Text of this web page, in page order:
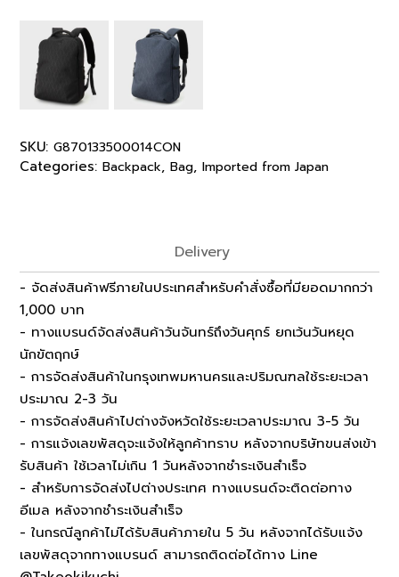
SKU: G870133500014CON
Categories: Backpack, Bag, Imported from Japan
Delivery
- จัดส่งสินค้าฟรีภายในประเทศสำหรับคำสั่งซื้อที่มียอดมากกว่า
1,000 บาท
- ทางแบรนด์จัดส่งสินค้าวันจันทร์ถึงวันศุกร์ ยกเว้นวันหยุด
นักขัตฤกษ์
- การจัดส่งสินค้าในกรุงเทพมหานครและปริมณฑลใช้ระยะเวลา
ประมาณ 2-3 วัน
- การจัดส่งสินค้าไปต่างจังหวัดใช้ระยะเวลาประมาณ 3-5 วัน
- การแจ้งเลขพัสดุจะแจ้งให้ลูกค้าทราบ หลังจากบริษัทขนส่งเข้า
รับสินค้า ใช้เวลาไม่เกิน 1 วันหลังจากชำระเงินสำเร็จ
- สำหรับการจัดส่งไปต่างประเทศ ทางแบรนด์จะติดต่อทาง
อีเมล หลังจากชำระเงินสำเร็จ
- ในกรณีลูกค้าไม่ได้รับสินค้าภายใน 5 วัน หลังจากได้รับแจ้ง
เลขพัสดุจากทางแบรนด์ สามารถติดต่อได้ทาง Line